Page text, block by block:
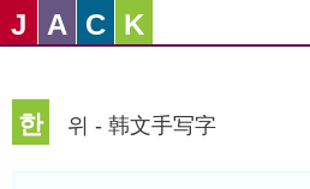
J A C K
한 위 - 韩文手写字